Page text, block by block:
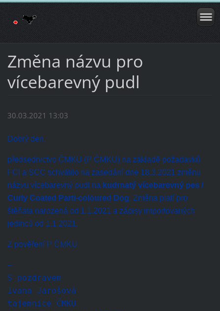
Změna názvu pro
vícebarevný pudl
30.03.2021 13:03
Dobrý den,
předsednictvo ČMKU (P ČMKU) na základě požadavků
FCI a SCC schválilo na zasedání dne 18.3.2021 změnu
názvu vícebarevný pudl na kudrnatý vícebarevný pes /
Curly Coated Parti-coloured Dog. Změna platí pro
štěňata narozená od 1.1.2021 a zápisy importovaných
jedinců od 1.1.2021.
Z pověření P ČMKU
--
S pozdravem
Ivana Jarošová
tajemnice ČMKU